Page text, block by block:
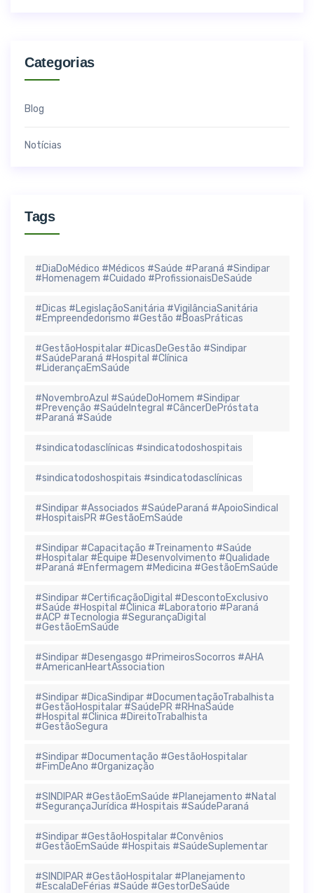
Categorias
Blog
Notícias
Tags
#DiaDoMédico #Médicos #Saúde #Paraná #Sindipar
#Homenagem #Cuidado #ProfissionaisDeSaúde
#Dicas #LegislaçãoSanitária #VigilânciaSanitária
#Empreendedorismo #Gestão #BoasPráticas
#GestãoHospitalar #DicasDeGestão #Sindipar
#SaúdeParaná #Hospital #Clínica
#LiderançaEmSaúde
#NovembroAzul #SaúdeDoHomem #Sindipar
#Prevenção #SaúdeIntegral #CâncerDePróstata
#Paraná #Saúde
#sindicatodasclínicas #sindicatodoshospitais
#sindicatodoshospitais #sindicatodasclínicas
#Sindipar #Associados #SaúdeParaná #ApoioSindical
#HospitaisPR #GestãoEmSaúde
#Sindipar #Capacitação #Treinamento #Saúde
#Hospitalar #Equipe #Desenvolvimento #Qualidade
#Paraná #Enfermagem #Medicina #GestãoEmSaúde
#Sindipar #CertificaçãoDigital #DescontoExclusivo
#Saúde #Hospital #Clinica #Laboratorio #Paraná
#ACP #Tecnologia #SegurançaDigital
#GestãoEmSaúde
#Sindipar #Desengasgo #PrimeirosSocorros #AHA
#AmericanHeartAssociation
#Sindipar #DicaSindipar #DocumentaçãoTrabalhista
#GestãoHospitalar #SaúdePR #RHnaSaúde
#Hospital #Clinica #DireitoTrabalhista
#GestãoSegura
#Sindipar #Documentação #GestãoHospitalar
#FimDeAno #Organização
#SINDIPAR #GestãoEmSaúde #Planejamento #Natal
#SegurançaJurídica #Hospitais #SaúdeParaná
#Sindipar #GestãoHospitalar #Convênios
#GestãoEmSaúde #Hospitais #SaúdeSuplementar
#SINDIPAR #GestãoHospitalar #Planejamento
#EscalaDeFérias #Saúde #GestorDeSaúde